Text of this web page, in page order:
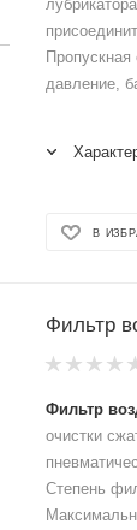
давление,
В
Фильтр
Фильтр
очистки
Степень